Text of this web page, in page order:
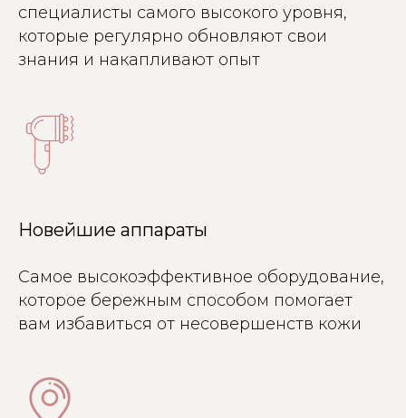
специалисты самого высокого уровня,
которые регулярно обновляют свои
знания и накапливают опыт
Новейшие аппараты
Самое высокоэффективное оборудование,
которое бережным способом помогает
вам избавиться от несовершенств кожи